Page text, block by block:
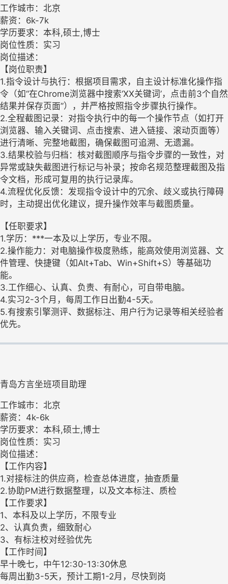
工作城市：北京
薪资：6k-7k
学历要求：本科,硕士,博士
岗位性质：实习
岗位描述：
【岗位职责】
1.指令设计与执行：根据项目需求，自主设计标准化操作指
令（如“在Chrome浏览器中搜索‘XX关键词’，点击前3个自然
结果并保存页面”），并严格按照指令步骤执行操作。
2.全程截图记录：对指令执行中的每一个操作节点（如打开
浏览器、输入关键词、点击搜索、进入链接、滚动页面等）
进行清晰、完整地截图，确保截图可追溯、无遗漏。
3.结果校验与归档：核对截图顺序与指令步骤的一致性，对
异常或缺失截图进行标记与补录；按命名规范整理截图及指
令文档，形成可复用的执行记录库。
4.流程优化反馈：发现指令设计中的冗余、歧义或执行障碍
时，主动提出优化建议，提升操作效率与截图质量。
【任职要求】
1.学历：***一本及以上学历，专业不限。
2.操作能力：对电脑操作极度熟练，能高效使用浏览器、文
件管理、快捷键（如Alt+Tab、Win+Shift+S）等基础功
能。
3.工作细心、认真、负责、有耐心，可自带电脑。
4.实习2-3个月，每周工作日出勤4-5天。
5.有搜索引擎测评、数据标注、用户行为记录等相关经验者
优先。
青岛方言坐班项目助理
工作城市：北京
薪资：4k-6k
学历要求：本科,硕士,博士
岗位性质：实习
岗位描述：
【工作内容】
1.对接标注的供应商，检查总体进度，抽查质量
2.协助PM进行数据整理，以及文本标注、质检
【工作要求】
1、本科及以上学历，不限专业
2、认真负责，细致耐心
3、有标注校对经验优先
【工作时间】
早十晚七，中午12:30-13:30休息
每周出勤3-5天，预计工期1-2月，尽快到岗